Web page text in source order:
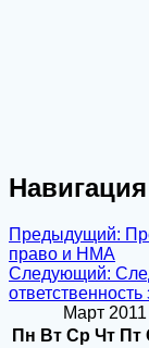
Предыдущий:
право и НМА
Следующий:
Март 2011
Пн Вт Ср Чт Пт